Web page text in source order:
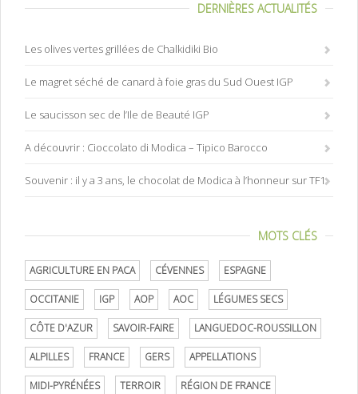
DERNIÈRES ACTUALITÉS
Les olives vertes grillées de Chalkidiki Bio
Le magret séché de canard à foie gras du Sud Ouest IGP
Le saucisson sec de l’Ile de Beauté IGP
A découvrir : Cioccolato di Modica – Tipico Barocco
Souvenir : il y a 3 ans, le chocolat de Modica à l’honneur sur TF1
MOTS CLÉS
AGRICULTURE EN PACA CÉVENNES ESPAGNE
OCCITANIE IGP AOP AOC LÉGUMES SECS
CÔTE D'AZUR SAVOIR-FAIRE LANGUEDOC-ROUSSILLON
ALPILLES FRANCE GERS APPELLATIONS
MIDI-PYRÉNÉES TERROIR RÉGION DE FRANCE